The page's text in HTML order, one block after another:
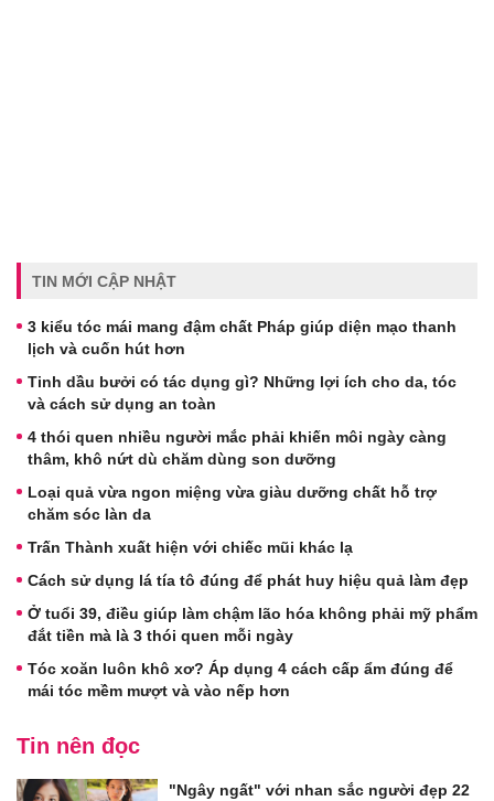
TIN MỚI CẬP NHẬT
3 kiểu tóc mái mang đậm chất Pháp giúp diện mạo thanh
lịch và cuốn hút hơn
Tinh dầu bưởi có tác dụng gì? Những lợi ích cho da, tóc
và cách sử dụng an toàn
4 thói quen nhiều người mắc phải khiến môi ngày càng
thâm, khô nứt dù chăm dùng son dưỡng
Loại quả vừa ngon miệng vừa giàu dưỡng chất hỗ trợ
chăm sóc làn da
Trấn Thành xuất hiện với chiếc mũi khác lạ
Cách sử dụng lá tía tô đúng để phát huy hiệu quả làm đẹp
Ở tuổi 39, điều giúp làm chậm lão hóa không phải mỹ phẩm
đắt tiền mà là 3 thói quen mỗi ngày
Tóc xoăn luôn khô xơ? Áp dụng 4 cách cấp ẩm đúng để
mái tóc mềm mượt và vào nếp hơn
Tin nên đọc
"Ngây ngất" với nhan sắc người đẹp 22